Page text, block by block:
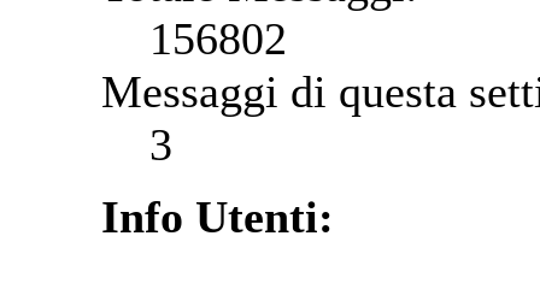
156802
Messaggi di questa
3
Info Utenti: